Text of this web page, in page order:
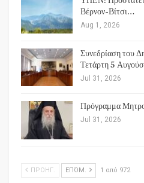
Βέρνον-Βίτσι…
Aug 1, 2026
Συνεδρίαση του
Τετάρτη 5
Jul 31, 2026
Πρόγραμμα
Jul 31, 2026
ΠΡΟΗΓ. ΕΠΌΜ. 1 από 972